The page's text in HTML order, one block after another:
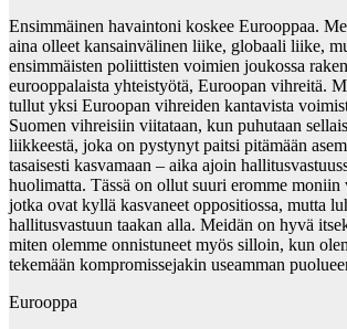
Ensimmäinen havaintoni koskee Eurooppaa.
aina olleet kansainvälinen liike, globaali liike,
ensimmäisten poliittisten voimien joukossa
eurooppalaista yhteistyötä, Euroopan vihreitä.
tullut yksi Euroopan vihreiden kantavista
Suomen vihreisiin viitataan, kun puhutaan
liikkeestä, joka on pystynyt paitsi pitämään
tasaisesti kasvamaan – aika ajoin
huolimatta. Tässä on ollut suuri eromme
jotka ovat kyllä kasvaneet oppositiossa, mutta
hallitusvastuun taakan alla. Meidän on hyvä
miten olemme onnistuneet myös silloin, kun
tekemään kompromissejakin useamman
Eurooppa